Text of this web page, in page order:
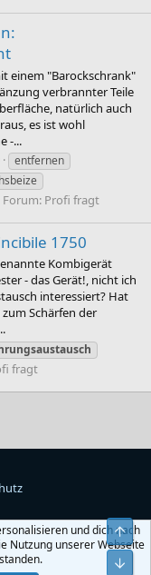
einem "Barockschrank"
verbrannter Teile
natürlich auch
es ist wohl
-...
entfernen
Forum: Profi fragt
1750
Kombigerät
- das Gerät!, nicht ich
interessiert? Hat
Schärfen der
fragt
und dich nach
Nutzung unserer Webseite